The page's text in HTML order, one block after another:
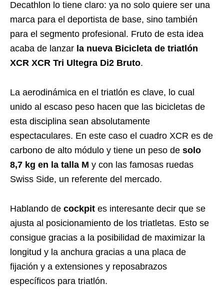
Decathlon lo tiene claro: ya no solo quiere ser una
marca para el deportista de base, sino también
para el segmento profesional. Fruto de esta idea
acaba de lanzar la nueva Bicicleta de triatlón
XCR XCR Tri Ultegra Di2 Bruto.
La aerodinámica en el triatlón es clave, lo cual
unido al escaso peso hacen que las bicicletas de
esta disciplina sean absolutamente
espectaculares. En este caso el cuadro XCR es de
carbono de alto módulo y tiene un peso de solo
8,7 kg en la talla M y con las famosas ruedas
Swiss Side, un referente del mercado.
Hablando de cockpit es interesante decir que se
ajusta al posicionamiento de los triatletas. Esto se
consigue gracias a la posibilidad de maximizar la
longitud y la anchura gracias a una placa de
fijación y a extensiones y reposabrazos
específicos para triatlón.